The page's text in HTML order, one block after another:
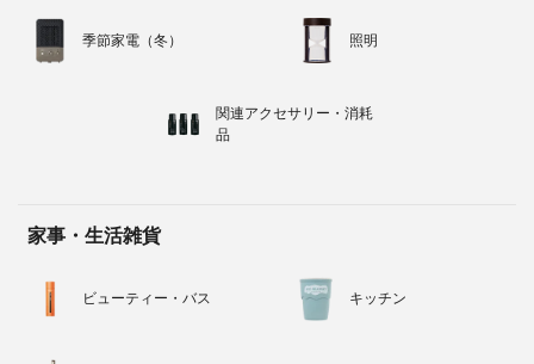
季節家電（冬） 照明
関連アクセサリー・消耗
品
家事・生活雑貨
ビューティー・バス キッチン